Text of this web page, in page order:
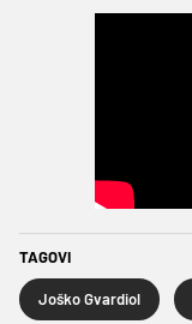
TAGOVI
Joško Gvardiol